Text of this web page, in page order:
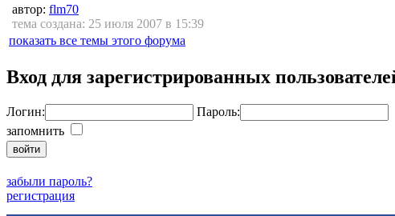
автор: flm70
тема создана: 25 июля 2007 в 15:39
показать все темы этого форума
Вход для зарегистрированных
Логин:
Пароль:
запомнить
забыли пароль?
регистрация